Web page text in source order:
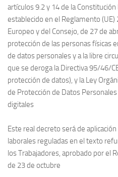
artículos 9.2 y 14 de la
establecido en el Reglamento
Europeo y del Consejo, de 27 de
protección de las personas físicas
de datos personales y a la libre
que se deroga la Directiva 95/46/
protección de datos), y la Ley
de Protección de Datos
digitales
Este real decreto será de
laborales reguladas en el texto
los Trabajadores, aprobado por el
de 23 de octubre